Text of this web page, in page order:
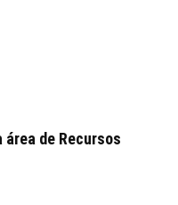
de Recursos